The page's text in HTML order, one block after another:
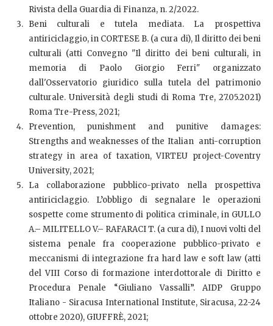
Rivista della Guardia di Finanza, n. 2/2022.
Beni culturali e tutela mediata. La prospettiva
antiriciclaggio, in CORTESE B. (a cura di), Il diritto dei beni
culturali (atti Convegno "Il diritto dei beni culturali, in
memoria di Paolo Giorgio Ferri" organizzato
dall'Osservatorio giuridico sulla tutela del patrimonio
culturale. Università degli studi di Roma Tre, 27.05.2021)
Roma Tre-Press, 2021;
Prevention, punishment and punitive damages:
Strengths and weaknesses of the Italian anti-corruption
strategy in area of taxation, VIRTEU project-Coventry
University, 2021;
La collaborazione pubblico-privato nella prospettiva
antiriciclaggio. L’obbligo di segnalare le operazioni
sospette come strumento di politica criminale, in GULLO
A.– MILITELLO V.– RAFARACI T. (a cura di), I nuovi volti del
sistema penale fra cooperazione pubblico-privato e
meccanismi di integrazione fra hard law e soft law (atti
del VIII Corso di formazione interdottorale di Diritto e
Procedura Penale “Giuliano Vassalli”. AIDP Gruppo
Italiano - Siracusa International Institute, Siracusa, 22-24
ottobre 2020), GIUFFRÈ, 2021;